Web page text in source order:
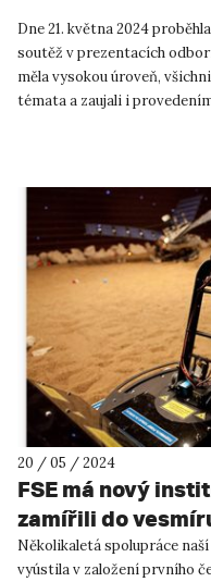
Dne 21. května 2024
soutěž v prezentacích
měla vysokou úroveň,
témata a zaujali i
20 / 05 / 2024
FSE má nový
zamířili do
Několikaletá spolupráce
vyústila v založení prvního